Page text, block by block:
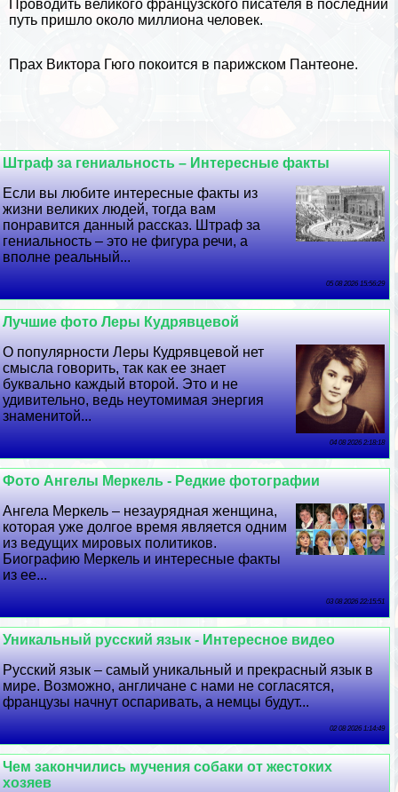
Проводить великого французского писателя в последний
путь пришло около миллиона человек.
Прах Виктора Гюго покоится в парижском Пантеоне.
Штраф за гениальность – Интересные факты
Если вы любите интересные факты из
жизни великих людей, тогда вам
понравится данный рассказ. Штраф за
гениальность – это не фигура речи, а
вполне реальный...
05 08 2026 15:56:29
Лучшие фото Леры Кудрявцевой
О популярности Леры Кудрявцевой нет
смысла говорить, так как ее знает
буквально каждый второй. Это и не
удивительно, ведь неутомимая энергия
знаменитой...
04 08 2026 2:18:18
Фото Ангелы Меркель - Редкие фотографии
Ангела Меркель – незаурядная женщина,
которая уже долгое время является одним
из ведущих мировых политиков.
Биографию Меркель и интересные факты
из ее...
03 08 2026 22:15:51
Уникальный русский язык - Интересное видео
Русский язык – самый уникальный и прекрасный язык в
мире. Возможно, англичане с нами не согласятся,
французы начнут оспаривать, а немцы будут...
02 08 2026 1:14:49
Чем закончились мучения собаки от жестоких
хозяев